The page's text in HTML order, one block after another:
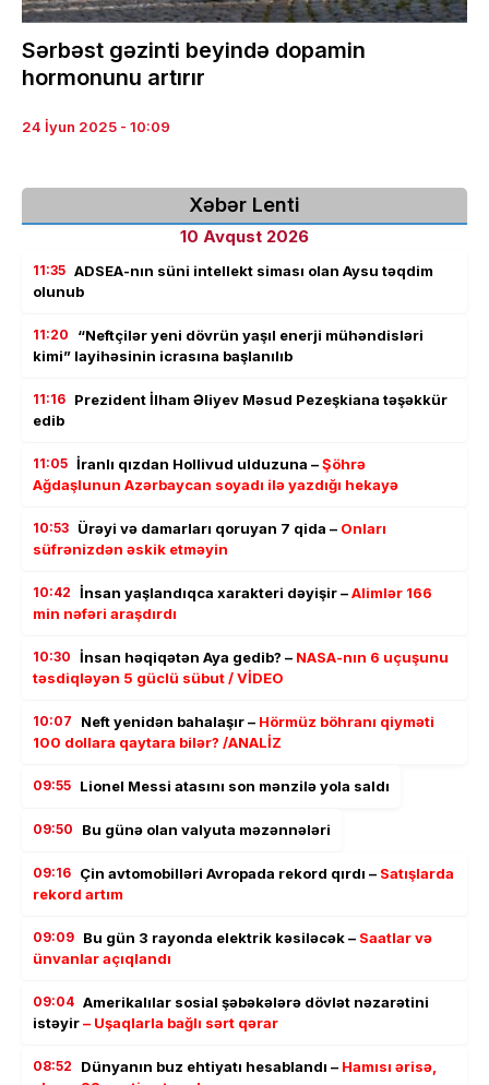
Sərbəst gəzinti beyində dopamin
hormonunu artırır
24 İyun 2025 - 10:09
Xəbər Lenti
10 Avqust 2026
11:35 ADSEA-nın süni intellekt siması olan Aysu təqdim
olunub
11:20
“Neftçilər yeni dövrün yaşıl enerji mühəndisləri
kimi” layihəsinin icrasına başlanılıb
11:16 Prezident İlham Əliyev Məsud Pezeşkiana təşəkkür
edib
11:05 İranlı qızdan Hollivud ulduzuna –Şöhrə
Ağdaşlunun Azərbaycan soyadı ilə yazdığı hekayə
10:53 Ürəyi və damarları qoruyan 7 qida – Onları
süfrənizdən əskik etməyin
10:42 İnsan yaşlandıqca xarakteri dəyişir –Alimlər 166
min nəfəri araşdırdı
10:30 İnsan həqiqətən Aya gedib? – NASA-nın 6 uçuşunu
təsdiqləyən 5 güclü sübut / VİDEO
10:07 Neft yenidən bahalaşır – Hörmüz böhranı qiyməti
100 dollara qaytara bilər? /ANALİZ
09:55 Lionel Messi atasını son mənzilə yola saldı
09:50 Bu günə olan valyuta məzənnələri
09:16 Çin avtomobilləri Avropada rekord qırdı – Satışlarda
rekord artım
09:09 Bu gün 3 rayonda elektrik kəsiləcək – Saatlar və
ünvanlar açıqlandı
09:04 Amerikalılar sosial şəbəkələrə dövlət nəzarətini
istəyir– Uşaqlarla bağlı sərt qərar
08:52 Dünyanın buz ehtiyatı hesablandı – Hamısı ərisə,